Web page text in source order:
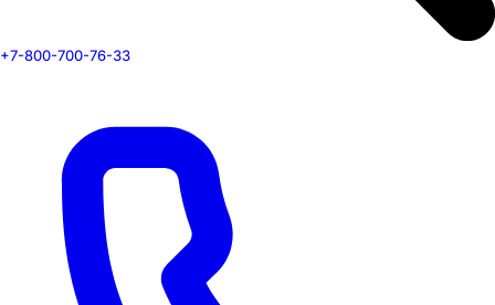
+7-800-700-76-33